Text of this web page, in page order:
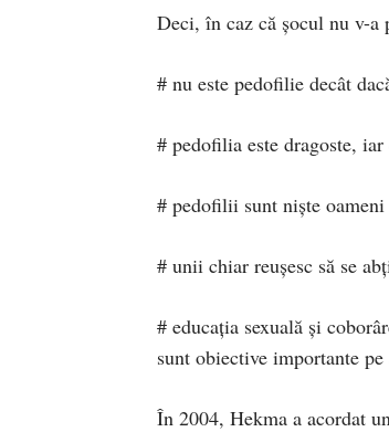
Deci, în caz că şocul nu v-a
# nu este pedofilie decât
# pedofilia este dragoste,
# pedofilii sunt nişte
# unii chiar reuşesc să se
# educaţia sexuală şi
sunt obiective importante
În 2004, Hekma a acordat